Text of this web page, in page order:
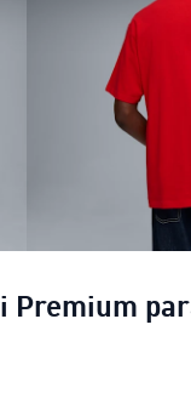
Premium